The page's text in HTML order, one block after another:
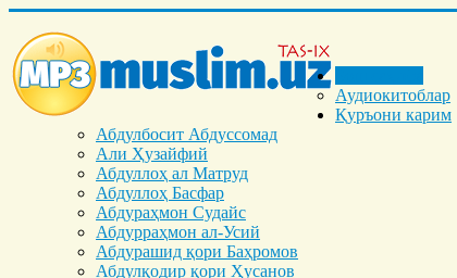
Аудиокитоблар
Қуръони карим
Абдулбосит Абдуссомад
Али Ҳузайфий
Абдуллоҳ ал Матруд
Абдуллоҳ Басфар
Абдураҳмон Судайс
Абдурраҳмон ал-Усий
Абдурашид қори Баҳромов
Абдулқодир қори Ҳусанов